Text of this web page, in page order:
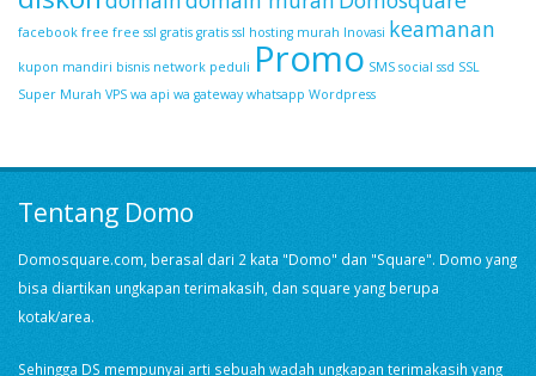
facebook free free ssl gratis gratis ssl hosting murah Inovasi keamanan
kupon mandiri bisnis network peduli Promo SMS social ssd SSL
Super Murah VPS wa api wa gateway whatsapp Wordpress
Tentang Domo
Domosquare.com, berasal dari 2 kata "Domo" dan "Square". Domo yang
bisa diartikan ungkapan terimakasih, dan square yang berupa
kotak/area.
Sehingga DS mempunyai arti sebuah wadah ungkapan terimakasih yang